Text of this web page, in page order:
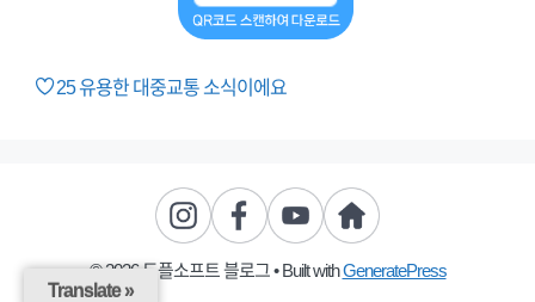
25유용한 대중교통 소식이에요
© 2026 도플소프트 블로그• Built withGeneratePress
Translate »